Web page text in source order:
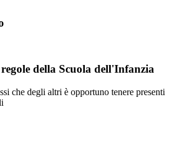
della Scuola dell'Infanzia
che degli altri è opportuno tenere presenti